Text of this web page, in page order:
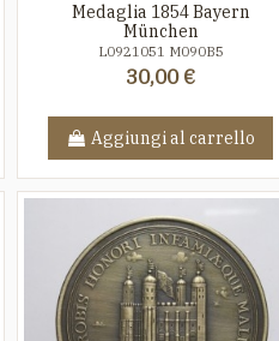
Medaglia 1854 Bayern
München
L0921051 M090B5
30,00 €
Aggiungi al carrello